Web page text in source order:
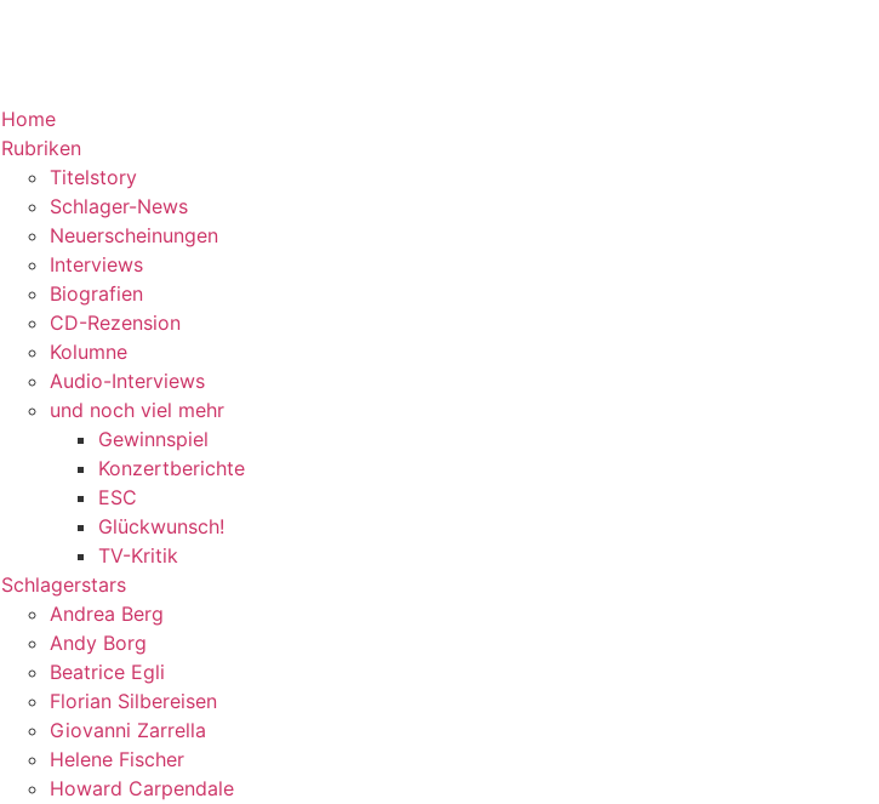
Home
Rubriken
Titelstory
Schlager-News
Neuerscheinungen
Interviews
Biografien
CD-Rezension
Kolumne
Audio-Interviews
und noch viel mehr
Gewinnspiel
Konzertberichte
ESC
Glückwunsch!
TV-Kritik
Schlagerstars
Andrea Berg
Andy Borg
Beatrice Egli
Florian Silbereisen
Giovanni Zarrella
Helene Fischer
Howard Carpendale